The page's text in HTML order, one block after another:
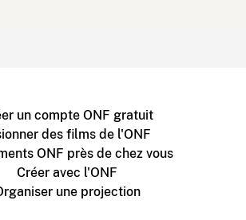
un compte ONF gratuit
des films de l'ONF
ONF près de chez vous
Créer avec l'ONF
une projection